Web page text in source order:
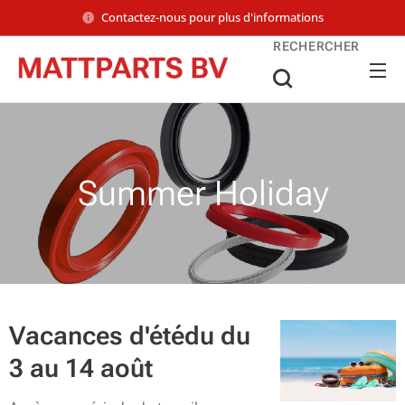
Contactez-nous pour plus d'informations
RECHERCHER
Summer Holiday
Vacances d'étédu du
3 au 14 août